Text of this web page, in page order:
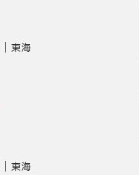
東海
東海